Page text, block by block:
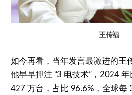
王传福
如今再看，当年发言最激进的王
他早早押注 “3 电技术”，2024
427 万台，占比 96.6%，全球每